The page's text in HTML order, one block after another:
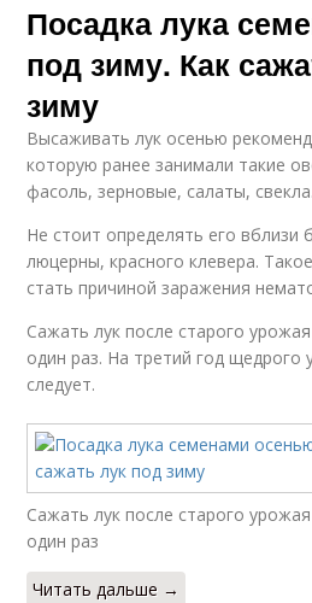
Посадка лука
под зиму. Как
зиму
Высаживать лук осенью
которую ранее занимали такие
фасоль, зерновые, салаты, свекла.
Не стоит определять его вблизи
люцерны, красного клевера.
стать причиной заражения
Сажать лук после старого
один раз. На третий год щедрого
следует.
Сажать лук после старого
один раз
Читать дальше →